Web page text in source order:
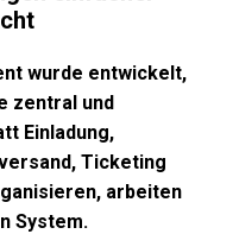
wurde entwickelt,
zentral und
Einladung,
Ticketing
arbeiten
System.